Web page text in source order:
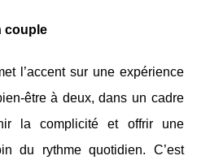
couple
l’accent sur une expérience
être à deux, dans un cadre
la complicité et offrir une
du rythme quotidien. C’est